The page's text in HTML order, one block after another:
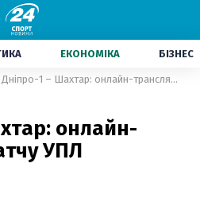
ЕКОНОМІКА БІЗНЕС
Дніпро-1 – Шахтар: онлайн-трансляція матчу УПЛ
онлайн-
УПЛ